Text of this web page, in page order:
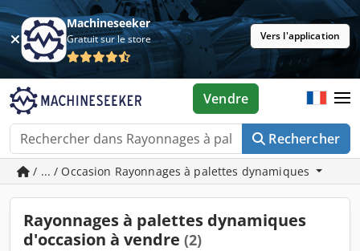
Machineseeker
Gratuit sur le store Vers l'application
Rechercher
Vendre
/ ... / Occasion Rayonnages à palettes dynamiques
Rayonnages à palettes dynamiques
d'occasion à vendre (2)